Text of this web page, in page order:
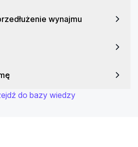
macOS Sequoia
wynajmu
do bazy wiedzy